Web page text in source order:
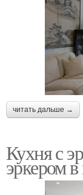
читать дальше →
Кухня с
эркером